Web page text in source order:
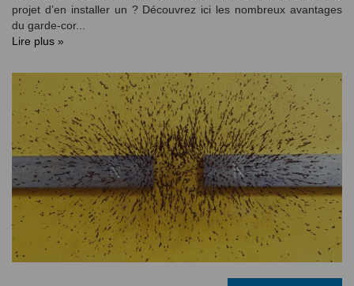
projet d’en installer un ? Découvrez ici les nombreux avantages
du garde-cor...
Lire plus »